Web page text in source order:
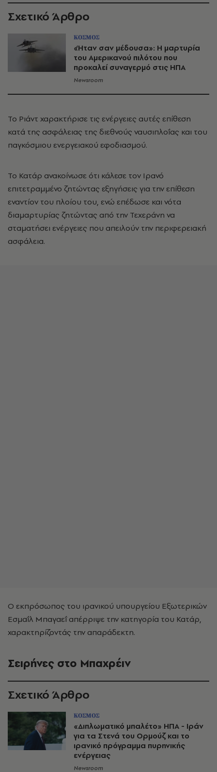
Σχετικό Άρθρο
ΚΟΣΜΟΣ
«Ήταν σαν μέδουσα»: Η μαρτυρία
του Αμερικανού πιλότου που
προκαλεί συναγερμό στις ΗΠΑ
Newsroom
Το Ριάντ χαρακτήρισε τις ενέργειες αυτές επίθεση
κατά της ασφάλειας της διεθνούς ναυσιπλοΐας και του
παγκόσμιου ενεργειακού εφοδιασμού.
Το Κατάρ ανακοίνωσε ότι κάλεσε τον Ιρανό
επιτετραμμένο ζητώντας εξηγήσεις για την επίθεση
εναντίον του πλοίου του, ενώ επέδωσε και νότα
διαμαρτυρίας ζητώντας από την Τεχεράνη να
σταματήσει ενέργειες που απειλούν την περιφερειακή
ασφάλεια.
Ο εκπρόσωπος του ιρανικού υπουργείου Εξωτερικών
Εσμαΐλ Μπαγαεΐ απέρριψε την κατηγορία του Κατάρ,
χαρακτηρίζοντάς την απαράδεκτη.
Σειρήνες στο Μπαχρέιν
Σχετικό Άρθρο
ΚΟΣΜΟΣ
«Διπλωματικό μπαλέτο» ΗΠΑ - Ιράν
για τα Στενά του Ορμούζ και το
ιρανικό πρόγραμμα πυρηνικής
ενέργειας
Newsroom